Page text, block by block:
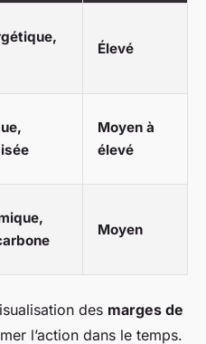
Élevé
Moyen à
élevé
Moyen
des marges de
l’action dans le temps.